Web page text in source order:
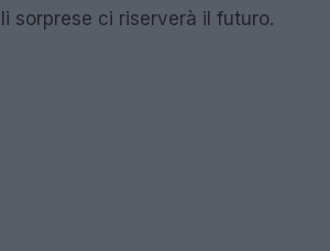
sorprese ci riserverà il futuro.